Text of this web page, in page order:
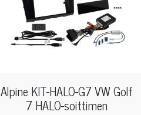
Alpine KIT-HALO-G7 VW Golf
7 HALO-soittimen